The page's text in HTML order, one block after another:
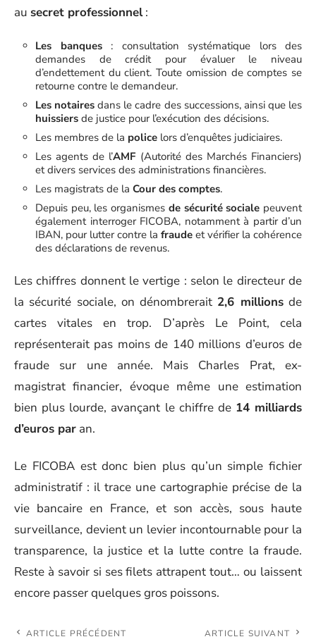
au secret professionnel:
Les banques: consultation systématique lors des
demandes de crédit pour évaluer le niveau
d’endettement du client. Toute omission de comptes se
retourne contre le demandeur.
Les notaires dans le cadre des successions, ainsi que les
huissiers de justice pour l’exécution des décisions.
Les membres de la police lors d’enquêtes judiciaires.
Les agents de l’AMF (Autorité des Marchés Financiers)
et divers services des administrations financières.
Les magistrats de la Cour des comptes.
Depuis peu, les organismes de sécurité sociale peuvent
également interroger FICOBA, notamment à partir d’un
IBAN, pour lutter contre la fraude et vérifier la cohérence
des déclarations de revenus.
Les chiffres donnent le vertige : selon le directeur de
la sécurité sociale, on dénombrerait 2,6 millionsde
cartes vitales en trop. D’après Le Point, cela
représenterait pas moins de 140 millions d’euros de
fraude sur une année. Mais Charles Prat, ex-
magistrat financier, évoque même une estimation
bien plus lourde, avançant le chiffre de 14 milliards
d’euros par an.
Le FICOBA est donc bien plus qu’un simple fichier
administratif : il trace une cartographie précise de la
vie bancaire en France, et son accès, sous haute
surveillance, devient un levier incontournable pour la
transparence, la justice et la lutte contre la fraude.
Reste à savoir si ses filets attrapent tout… ou laissent
encore passer quelques gros poissons.
ARTICLE PRÉCÉDENT ARTICLE SUIVANT